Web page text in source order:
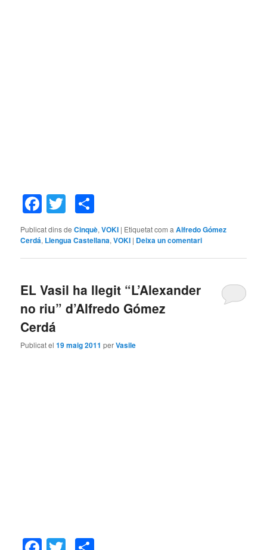
Facebook
Twitter
Publicat dins de Cinquè,VOKI | Etiquetat com a Alfredo Gómez
Cerdá, Llengua Castellana,VOKI | Deixa un comentari
EL Vasil ha llegit “L’Alexander
no riu” d’Alfredo Gómez
Cerdá
Publicat el19 maig 2011 perVasile